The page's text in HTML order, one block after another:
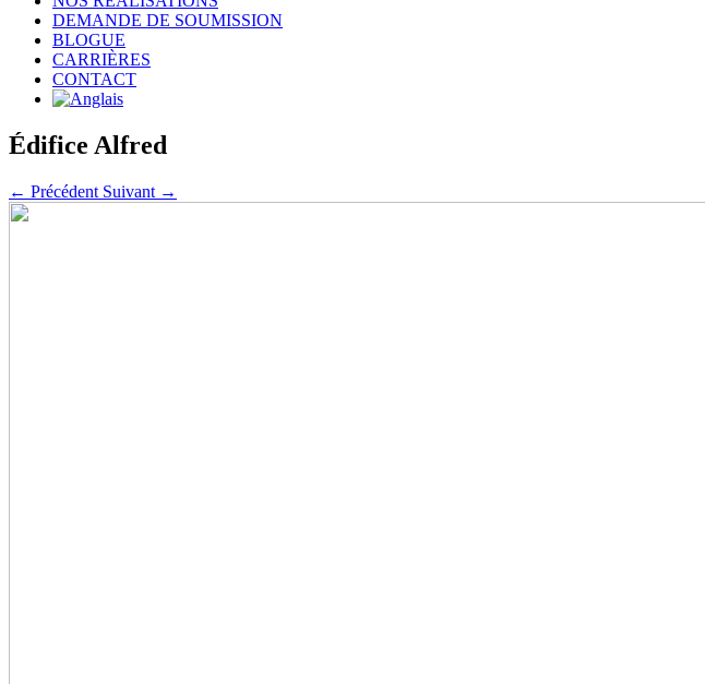
DEMANDE DE SOUMISSION
BLOGUE
CARRIÈRES
CONTACT
Édifice Alfred
← Précédent Suivant →